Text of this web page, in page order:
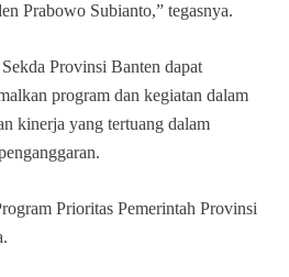
Prabowo Subianto,” tegasnya.
Provinsi Banten dapat
program dan kegiatan dalam
kinerja yang tertuang dalam
Prioritas Pemerintah Provinsi